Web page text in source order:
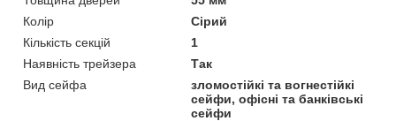
Колір
Сірий
Кількість секцій
1
Наявність трейзера
Так
Вид сейфа
зломостійкі та вогнестійкі
сейфи, офісні та банківські
сейфи